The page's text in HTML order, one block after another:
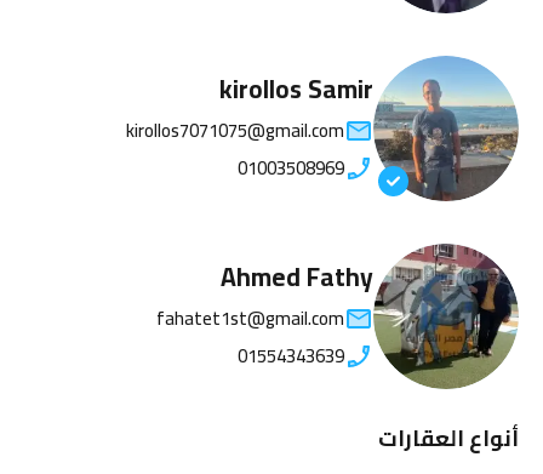
kirollos Samir
kirollos7071075@gmail.com
01003508969
Ahmed Fathy
fahatet1st@gmail.com
01554343639
أنواع العقارات